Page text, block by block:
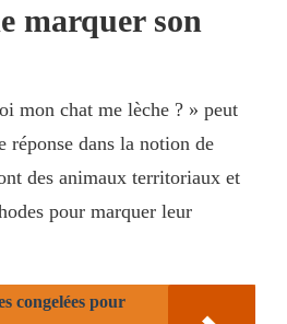
marquer son
mon chat me lèche ? » peut
réponse dans la notion de
des animaux territoriaux et
pour marquer leur
congelées pour